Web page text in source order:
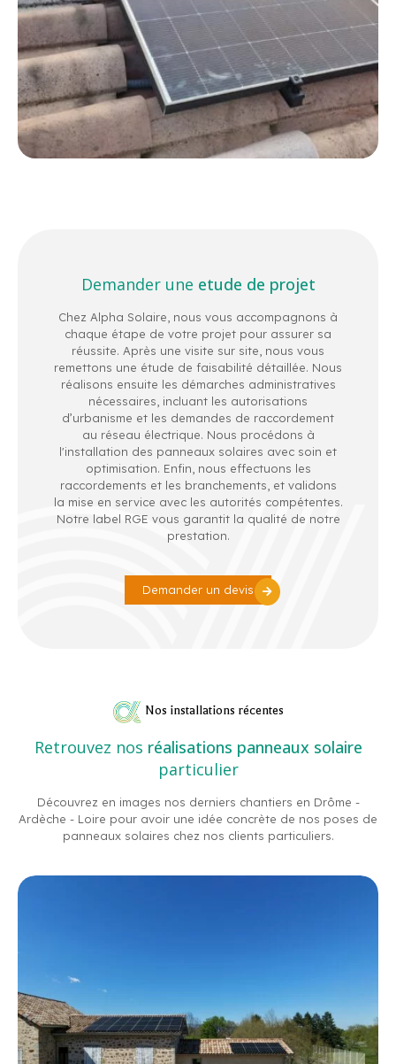
Demander une etude de projet
Chez Alpha Solaire, nous vous accompagnons à
chaque étape de votre projet pour assurer sa
réussite. Après une visite sur site, nous vous
remettons une étude de faisabilité détaillée. Nous
réalisons ensuite les démarches administratives
nécessaires, incluant les autorisations
d’urbanisme et les demandes de raccordement
au réseau électrique. Nous procédons à
l'installation des panneaux solaires avec soin et
optimisation. Enfin, nous effectuons les
raccordements et les branchements, et validons
la mise en service avec les autorités compétentes.
Notre label RGE vous garantit la qualité de notre
prestation.
Demander un devis
Nos installations récentes
Retrouvez nos réalisations panneaux solaire
particulier
Découvrez en images nos derniers chantiers en Drôme -
Ardèche - Loire pour avoir une idée concrète de nos poses de
panneaux solaires chez nos clients particuliers.